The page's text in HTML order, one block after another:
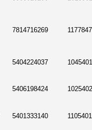
7814716269
5404224037
5406198424
5401333140